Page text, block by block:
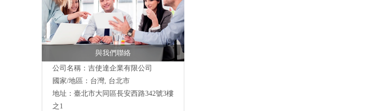
與我們聯絡
公司名稱：吉使達企業有限公司
國家/地區：台灣, 台北市
地址：臺北市大同區長安西路342號3樓
之1